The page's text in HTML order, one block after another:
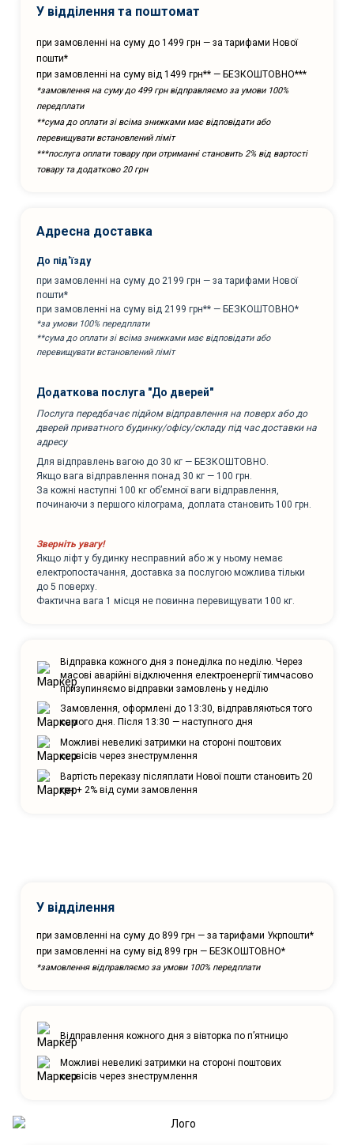
У відділення та поштомат
при замовленні на суму до 1499 грн — за тарифами Нової
пошти*
при замовленні на суму від 1499 грн** — БЕЗКОШТОВНО***
*замовлення на суму до 499 грн відправляємо за умови 100%
передплати
**сума до оплати зі всіма знижками має відповідати або
перевищувати встановлений ліміт
***послуга оплати товару при отриманні становить 2% від вартості
товару та додатково 20 грн
Адресна доставка
До під'їзду
при замовленні на суму до 2199 грн — за тарифами Нової
пошти*
при замовленні на суму від 2199 грн** — БЕЗКОШТОВНО*
*за умови 100% передплати
**сума до оплати зі всіма знижками має відповідати або
перевищувати встановлений ліміт
Додаткова послуга "До дверей"
Послуга передбачає підйом відправлення на поверх або до
дверей приватного будинку/офісу/складу під час доставки на
адресу
Для відправлень вагою до 30 кг — БЕЗКОШТОВНО.
Якщо вага відправлення понад 30 кг — 100 грн.
За кожні наступні 100 кг об’ємної ваги відправлення,
починаючи з першого кілограма, доплата становить 100 грн.
Зверніть увагу!
Якщо ліфт у будинку несправний або ж у ньому немає
електропостачання, доставка за послугою можлива тільки
до 5 поверху.
Фактична вага 1 місця не повинна перевищувати 100 кг.
Відправка кожного дня з понеділка по неділю. Через
масові аварійні відключення електроенергії тимчасово
призупиняємо відправки замовлень у неділю
Замовлення, оформлені до 13:30, відправляються того
самого дня. Після 13:30 — наступного дня
Можливі невеликі затримки на стороні поштових
сервісів через знеструмлення
Вартість переказу післяплати Нової пошти становить 20
грн + 2% від суми замовлення
У відділення
при замовленні на суму до 899 грн — за тарифами Укрпошти*
при замовленні на суму від 899 грн — БЕЗКОШТОВНО*
*замовлення відправляємо за умови 100% передплати
Відправлення кожного дня з вівторка по п’ятницю
Можливі невеликі затримки на стороні поштових
сервісів через знеструмлення